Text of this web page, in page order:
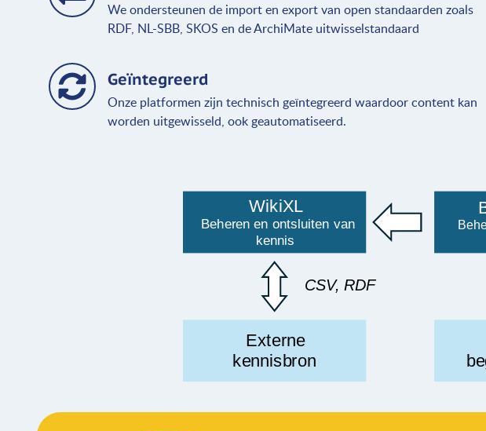
We ondersteunen de import en export van open standaarden zoals
RDF, NL-SBB, SKOS en de ArchiMate uitwisselstandaard
Geïntegreerd
Onze platformen zijn technisch geïntegreerd waardoor content kan
worden uitgewisseld, ook geautomatiseerd.